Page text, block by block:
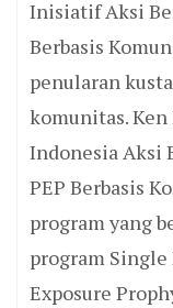
Inisiatif Aksi
Berbasis
penularan
komunitas.
Indonesia Aksi
PEP Berbasis
program yang
program Single
Exposure